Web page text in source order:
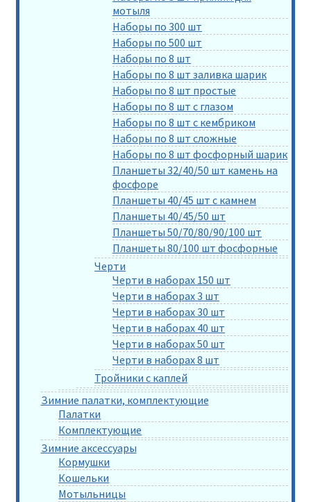
мотыля
Наборы по 300 шт
Наборы по 500 шт
Наборы по 8 шт
Наборы по 8 шт заливка шарик
Наборы по 8 шт простые
Наборы по 8 шт с глазом
Наборы по 8 шт с кембриком
Наборы по 8 шт сложные
Наборы по 8 шт фосфорный шарик
Планшеты 32/40/50 шт камень на
фосфоре
Планшеты 40/45 шт с камнем
Планшеты 40/45/50 шт
Планшеты 50/70/80/90/100 шт
Планшеты 80/100 шт фосфорные
Черти
Черти в наборах 150 шт
Черти в наборах 3 шт
Черти в наборах 30 шт
Черти в наборах 40 шт
Черти в наборах 50 шт
Черти в наборах 8 шт
Тройники с каплей
Зимние палатки, комплектующие
Палатки
Комплектующие
Зимние аксессуары
Кормушки
Кошельки
Мотыльницы